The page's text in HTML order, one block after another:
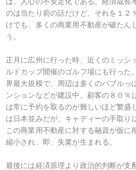
のは当たり前の話だけど、それを１２
けでも、多くの商業用不動産が破たん
う。
正月に広州に行った時、近くのミッシ
ルドカップ開催のゴルフ場にも行った
界最大規模で、周辺は多くのバブルっ
ンションなどが建設中。顧客の８０％
は常に予約を取るのが難しいほど繁盛
は日本並みだが、キャディーの手取り
この商業用不動産に対する融資が仮に
縮小され、即、失業が生まれる。
最後には経済原理より政治的判断が支